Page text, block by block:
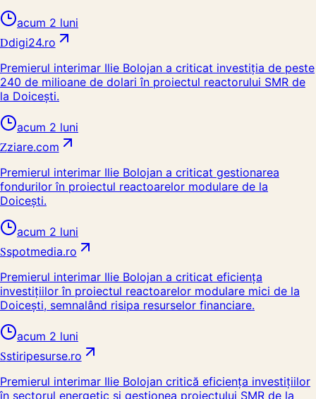
acum 2 luni
Ddigi24.ro
Premierul interimar Ilie Bolojan a criticat investiția de peste
240 de milioane de dolari în proiectul reactorului SMR de
la Doicești.
acum 2 luni
Zziare.com
Premierul interimar Ilie Bolojan a criticat gestionarea
fondurilor în proiectul reactoarelor modulare de la
Doicești.
acum 2 luni
Sspotmedia.ro
Premierul interimar Ilie Bolojan a criticat eficiența
investițiilor în proiectul reactoarelor modulare mici de la
Doicești, semnalând risipa resurselor financiare.
acum 2 luni
Sstiripesurse.ro
Premierul interimar Ilie Bolojan critică eficiența investițiilor
în sectorul energetic și gestionea proiectului SMR de la